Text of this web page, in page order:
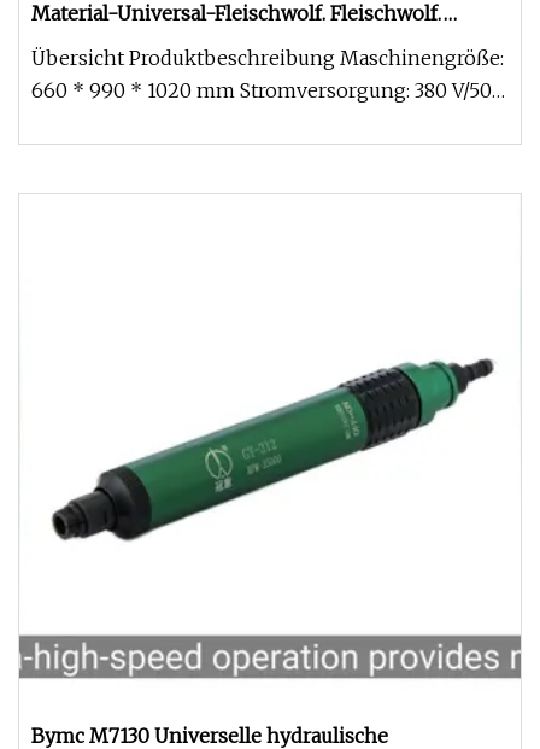
Material-Universal-Fleischwolf. Fleischwolf.
Pfeffermühle
Übersicht Produktbeschreibung Maschinengröße:
660 * 990 * 1020 mm Stromversorgung: 380 V/50
Bymc M7130 Universelle hydraulische